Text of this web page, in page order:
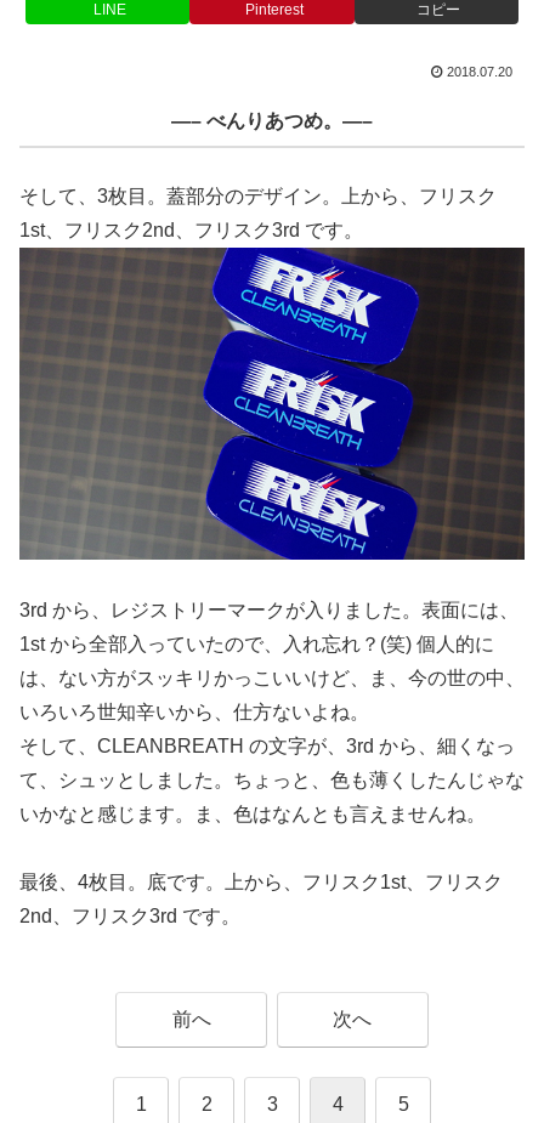
LINE Pinterest コピー
2018.07.20
—– べんりあつめ。—–
そして、3枚目。蓋部分のデザイン。上から、フリスク
1st、フリスク2nd、フリスク3rd です。
3rd から、レジストリーマークが入りました。表面には、
1st から全部入っていたので、入れ忘れ？(笑) 個人的に
は、ない方がスッキリかっこいいけど、ま、今の世の中、
いろいろ世知辛いから、仕方ないよね。
そして、CLEANBREATH の文字が、3rd から、細くなっ
て、シュッとしました。ちょっと、色も薄くしたんじゃな
いかなと感じます。ま、色はなんとも言えませんね。
最後、4枚目。底です。上から、フリスク1st、フリスク
2nd、フリスク3rd です。
前へ 次へ
1 2 3 4 5